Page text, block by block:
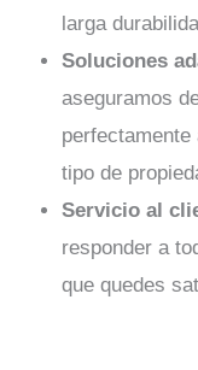
larga
Soluciones
aseguramos
tipo de
Servicio al
responder a
que quedes